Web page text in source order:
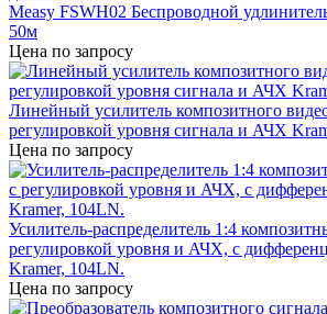
Measy FSWH02 Беспроводной
50м
Цена по запросу
Линейный усилитель композитного
регулировкой уровня сигнала и АЧХ
Цена по запросу
Усилитель-распределитель 1:4
регулировкой уровня и АЧХ, с
Kramer, 104LN.
Цена по запросу